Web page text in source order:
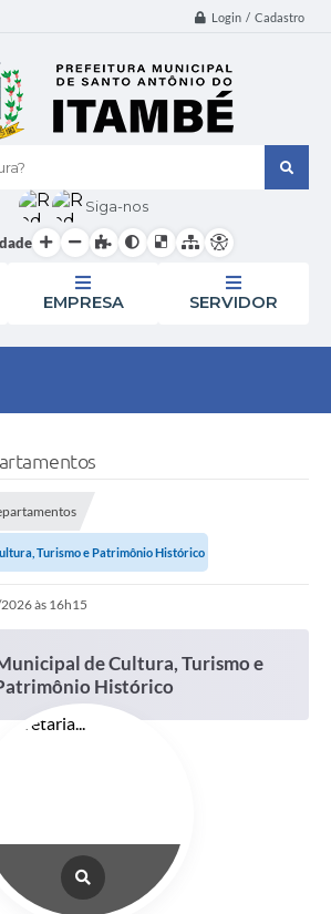
Login / Cadastro
Siga-nos
EMPRESA SERVIDOR
Turismo e Patrimônio Histórico
às 16h15
de Cultura, Turismo e
Histórico